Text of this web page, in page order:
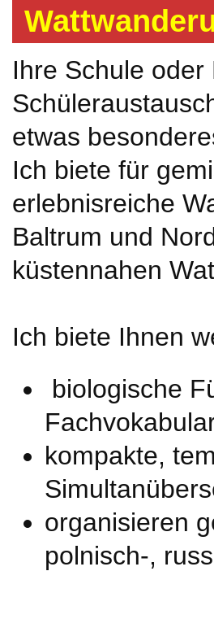
Ihre Schule
etwas
Ich biete für
erlebnisreiche
Baltrum und
küstennahen
Ich biete Ihnen
biologische
kompakte,
organisieren
polnisch-,